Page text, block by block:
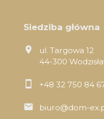
Siedziba główna
ul. Targowa 12
44-300
+48 32 750 84
biuro@dom-